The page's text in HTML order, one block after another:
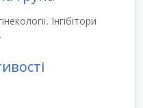
Інгібітори